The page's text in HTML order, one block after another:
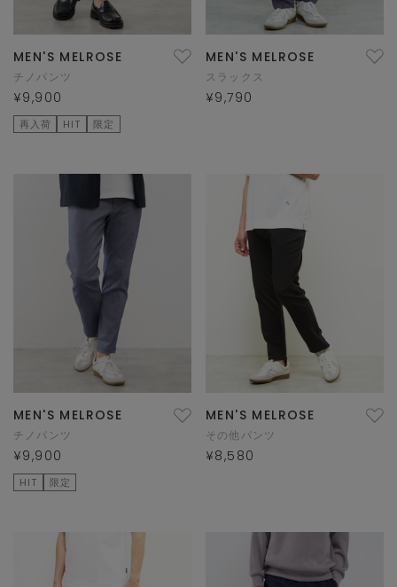
MEN'S MELROSE
チノパンツ
¥9,900
再入荷 HIT 限定
MEN'S MELROSE
スラックス
¥9,790
MEN'S MELROSE
チノパンツ
¥9,900
HIT 限定
MEN'S MELROSE
その他パンツ
¥8,580